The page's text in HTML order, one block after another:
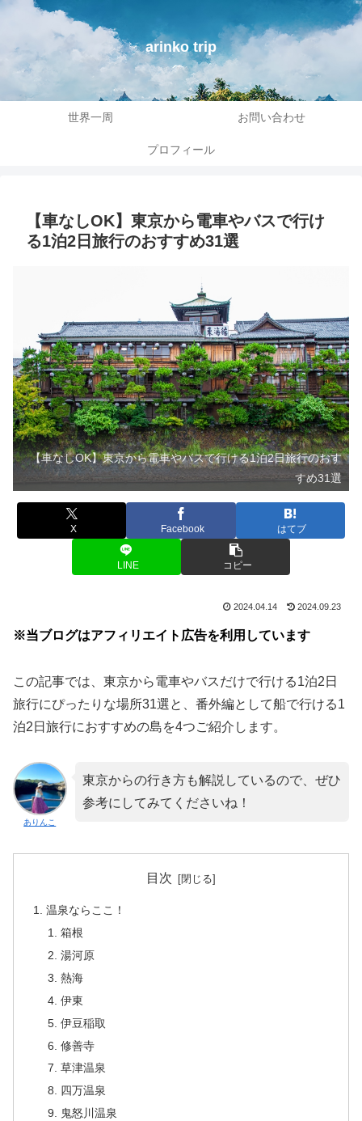
arinko trip
世界一周 お問い合わせ
プロフィール
【車なしOK】東京から電車やバスで行け
る1泊2日旅行のおすすめ31選
【車なしOK】東京から電車やバスで行ける1泊2日旅行のおす
すめ31選
X Facebook はてブ
LINE コピー
2024.04.14 2024.09.23
※当ブログはアフィリエイト広告を利用しています
この記事では、東京から電車やバスだけで行ける1泊2日
旅行にぴったりな場所31選と、番外編として船で行ける1
泊2日旅行におすすめの島を4つご紹介します。
ありんこ
東京からの行き方も解説しているので、ぜひ
参考にしてみてくださいね！
目次
温泉ならここ！
箱根
湯河原
熱海
伊東
伊豆稲取
修善寺
草津温泉
四万温泉
鬼怒川温泉